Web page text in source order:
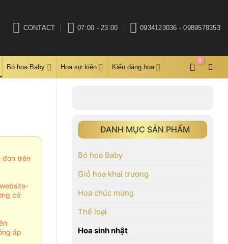
CONTACT 07:00 - 23:00 0934123036 - 0989578353
Bó hoa Baby Hoa sự kiện Kiểu dáng hoa
DANH MỤC SẢN PHẨM
Bó hoa Baby
Giỏ hoa khai trương
Hoa chúc mừng
Thể loại
Hoa sinh nhật
đơn trên
có
áp